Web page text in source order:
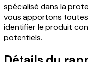
spécialisé dans la
vous apportons
identifier le produit
potentiels.